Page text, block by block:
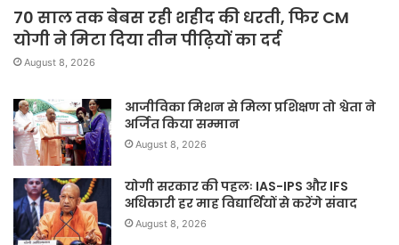
70 साल तक बेबस रही शहीद की धरती, फिर CM
योगी ने मिटा दिया तीन पीढ़ियों का दर्द
August 8, 2026
आजीविका मिशन से मिला प्रशिक्षण तो श्वेता ने
अर्जित किया सम्मान
August 8, 2026
योगी सरकार की पहलः IAS-IPS और IFS
अधिकारी हर माह विद्यार्थियों से करेंगे संवाद
August 8, 2026